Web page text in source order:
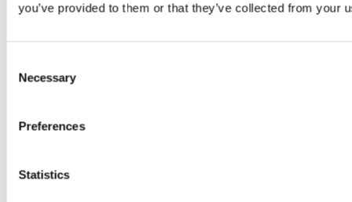
you’ve provided to them or that they’ve collected from your
Selection
Necessary
Preferences
Statistics